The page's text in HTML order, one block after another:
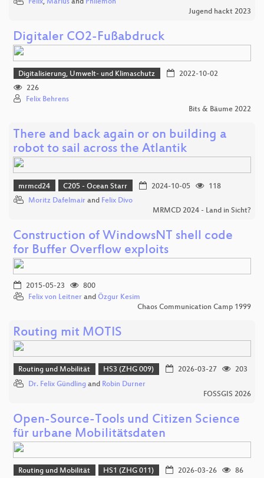
Felix, Marius and Philemon
Jugend hackt 2023
Digitaler CO2-Fußabdruck
Digitalisierung, Umwelt- und Klimaschutz
2022-10-02
226
Felix Behrens
Bits & Bäume 2022
There and back again or on building a
robot to sail across the Atlantik
mrmcd24 C205 - Ocean Starr 2024-10-05
118
Moritz Dafelmair and Felix Divo
MRMCD 2024 - Land in Sicht?
Construction of WindowsNT shell code
for Buffer Overflow exploits
2015-05-23
800
Felix von Leitner and Özgur Kesim
Chaos Communication Camp 1999
Routing mit MOTIS
Routing und Mobilität HS3 (ZHG 009) 2026-03-27
203
Dr. Felix Gündling and Robin Durner
FOSSGIS 2026
Open-Source-Tools und Citizen Science
für urbane Mobilitätsdaten
Routing und Mobilität HS1 (ZHG 011) 2026-03-26
86